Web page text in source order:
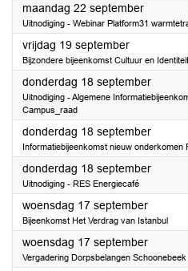
maandag 22 september2025
Uitnodiging - Webinar Platform31
vrijdag 19 september2025
Bijzondere bijeenkomst Cultuur en
donderdag 18 september2025
Uitnodiging - Algemene
Campus_raad
donderdag 18 september2025
Informatiebijeenkomst nieuw onderkomen
donderdag 18 september2025
Uitnodiging - RES Energiecafé
woensdag 17 september2025
Bijeenkomst Het Verdrag van Istanbul
woensdag 17 september2025
Vergadering Dorpsbelangen Schoonebeek